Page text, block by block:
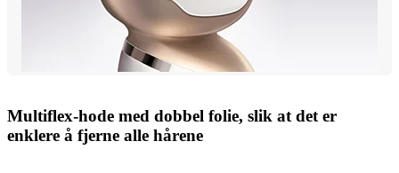
Multiflex-hode med dobbel folie, slik at det er
enklere å fjerne alle hårene